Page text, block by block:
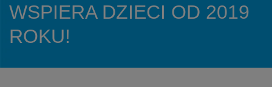
WSPIERA DZIECI OD 2019
ROKU!